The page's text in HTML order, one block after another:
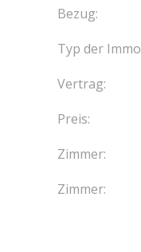
Vendu avec
annuel de la
Bezug:
Typ der
Vertrag:
Preis:
Zimmer:
Zimmer: